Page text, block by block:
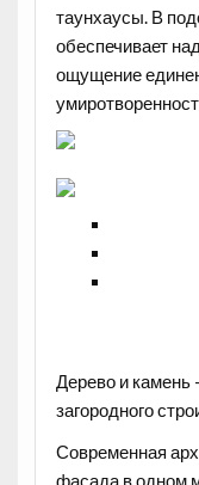
таунхаусы. В
обеспечивает
ощущение
Дерево и камень
загородного
Современная
фасада в одном